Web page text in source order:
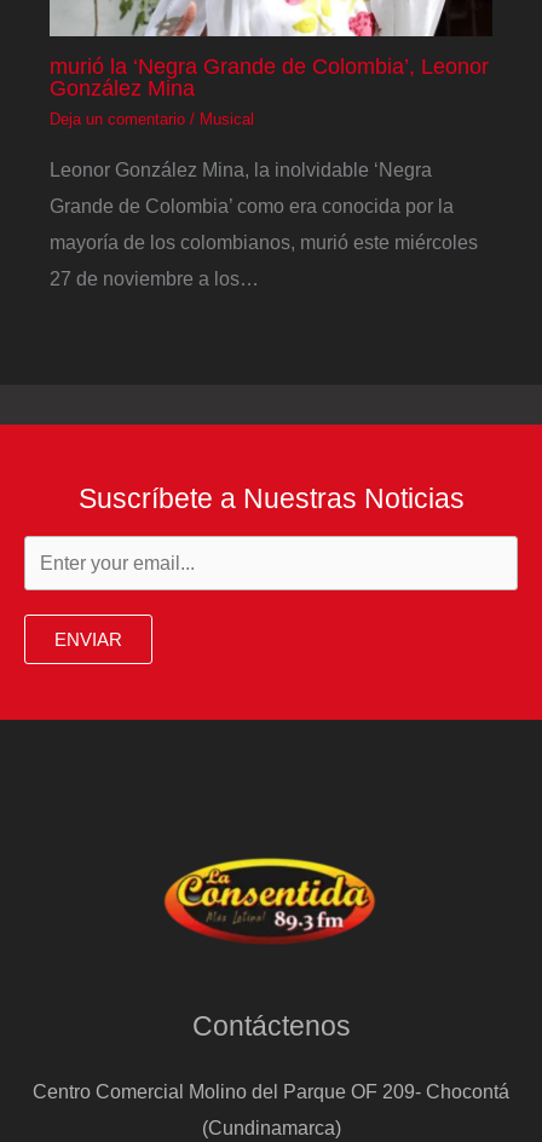
murió la ‘Negra Grande de Colombia’, Leonor
González Mina
Deja un comentario / Musical
Leonor González Mina, la inolvidable ‘Negra
Grande de Colombia’ como era conocida por la
mayoría de los colombianos, murió este miércoles
27 de noviembre a los…
Suscríbete a Nuestras Noticias
ENVIAR
Contáctenos
Centro Comercial Molino del Parque OF 209- Chocontá
(Cundinamarca)